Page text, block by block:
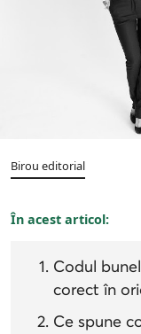
Birou editorial
În acest articol:
Codul
corect în
Ce spune